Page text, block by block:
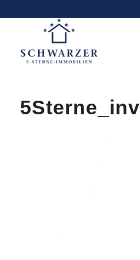
5Sterne_inv